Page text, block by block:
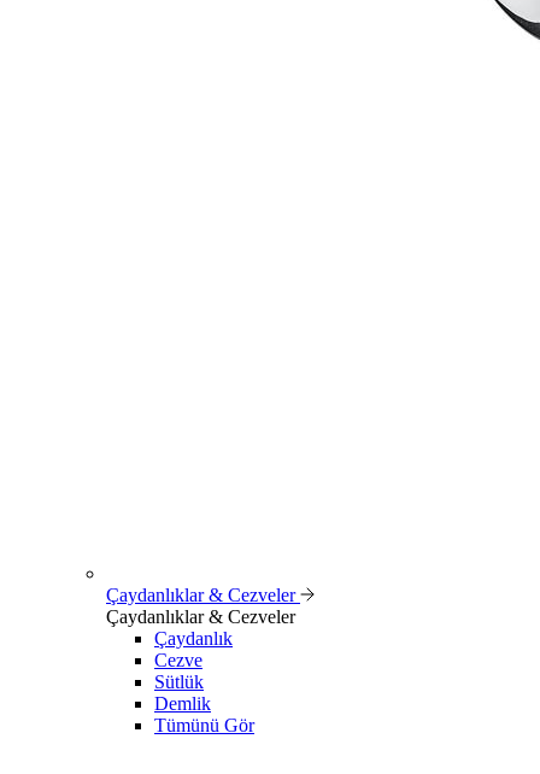
Çaydanlıklar & Cezveler
Çaydanlıklar & Cezveler
Çaydanlık
Cezve
Sütlük
Demlik
Tümünü Gör